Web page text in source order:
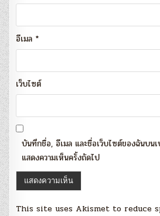
อีเมล *
เว็บไซต์
บันทึกชื่อ, อีเมล และชื่อเว็บไซต์ของฉันบนเ
แสดงความเห็นครั้งถัดไป
This site uses Akismet to reduce